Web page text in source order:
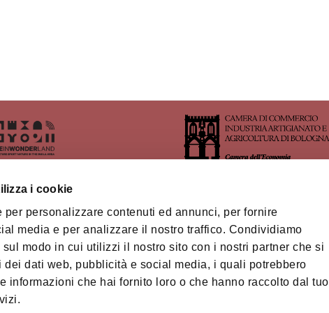
i cookie
per personalizzare contenuti ed annunci, per fornire
media e per analizzare il nostro traffico. Condividiamo
modo in cui utilizzi il nostro sito con i nostri partner che si
dei dati web, pubblicità e social media, i quali potrebbero
informazioni che hai fornito loro o che hanno raccolto dal tuo
territory of Imola's Area
Modena Tourist
Privacy policy